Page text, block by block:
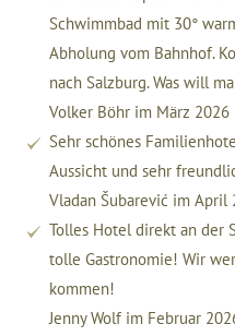
Schwimmbad mit 30°
Abholung vom Bahnhof.
nach Salzburg. Was will
Volker Böhr im März 2026
Sehr schönes
Aussicht und sehr
Vladan Šubarević im April
Tolles Hotel direkt an der
tolle Gastronomie! Wir
kommen!
Jenny Wolf im Februar